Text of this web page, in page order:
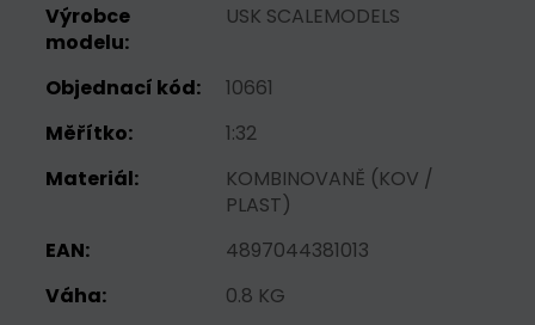
Výrobce
modelu:
USK SCALEMODELS
Objednací kód:
10661
Měřítko:
1:32
Materiál:
KOMBINOVANĚ (KOV /
PLAST)
EAN:
4897044381013
Váha:
0.8 KG